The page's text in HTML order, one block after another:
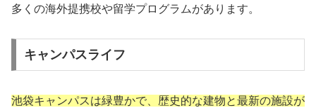
多くの海外提携校や留学プログラムがあります。
キャンパスライフ
池袋キャンパスは緑豊かで、歴史的な建物と最新の施設が